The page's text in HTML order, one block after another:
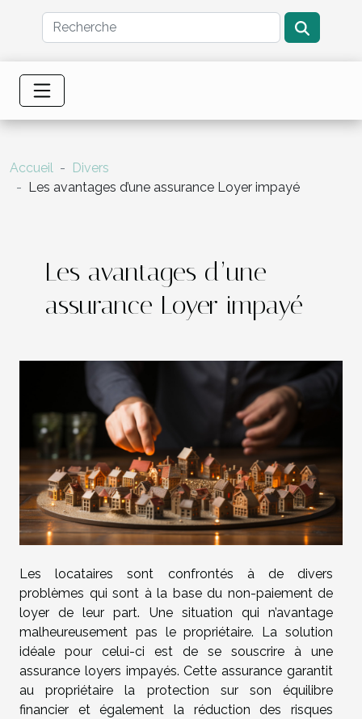
Accueil
Divers
Les avantages d’une assurance Loyer impayé
Les avantages d’une
assurance Loyer impayé
Les locataires sont confrontés à de divers
problèmes qui sont à la base du non-paiement de
loyer de leur part. Une situation qui n’avantage
malheureusement pas le propriétaire. La solution
idéale pour celui-ci est de se souscrire à une
assurance loyers impayés. Cette assurance garantit
au propriétaire la protection sur son équilibre
financier et également la réduction des risques